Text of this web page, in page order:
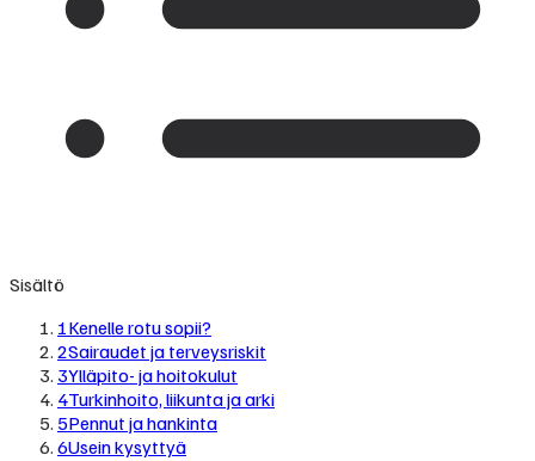
Sisältö
1Kenelle rotu sopii?
2Sairaudet ja terveysriskit
3Ylläpito- ja hoitokulut
4Turkinhoito, liikunta ja arki
5Pennut ja hankinta
6Usein kysyttyä